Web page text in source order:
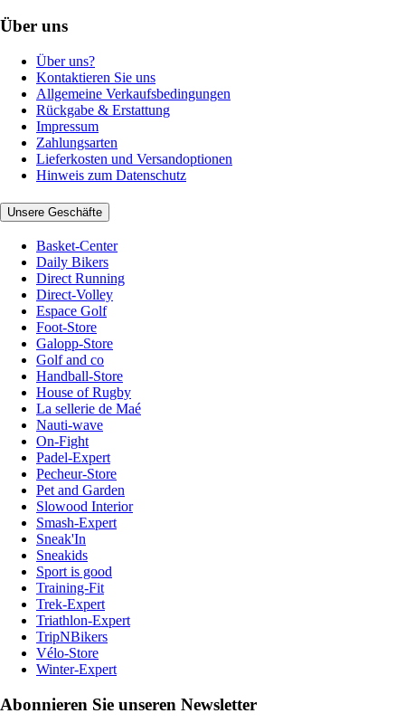
Über uns
Über uns?
Kontaktieren Sie uns
Allgemeine Verkaufsbedingungen
Rückgabe & Erstattung
Impressum
Zahlungsarten
Lieferkosten und Versandoptionen
Hinweis zum Datenschutz
Unsere Geschäfte
Basket-Center
Daily Bikers
Direct Running
Direct-Volley
Espace Golf
Foot-Store
Galopp-Store
Golf and co
Handball-Store
House of Rugby
La sellerie de Maé
Nauti-wave
On-Fight
Padel-Expert
Pecheur-Store
Pet and Garden
Slowood Interior
Smash-Expert
Sneak'In
Sneakids
Sport is good
Training-Fit
Trek-Expert
Triathlon-Expert
TripNBikers
Vélo-Store
Winter-Expert
Abonnieren Sie unseren Newsletter